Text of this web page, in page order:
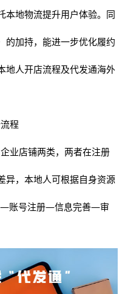
本地物流提升用户体验。同
的加持，能进一步优化履约
地人开店流程及代发通海外
程
业店铺两类，两者在注册
异，本地人可根据自身资源
—账号注册—信息完善—审